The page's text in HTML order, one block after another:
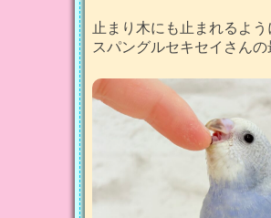
止まり木にも止まれるよ
スパングルセキセイさんの